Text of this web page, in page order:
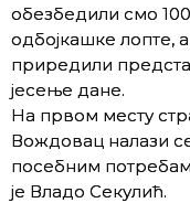
обезбедили смо
одбојкашке лопте,
приредили
јесење дане.
На првом месту
Вождовац налази
посебним
је Владо Секулић.